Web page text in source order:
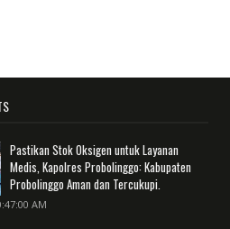
Pastikan Stok Oksigen untuk Layanan
Medis, Kapolres Probolinggo: Kabupaten
Probolinggo Aman dan Tercukupi.
AM